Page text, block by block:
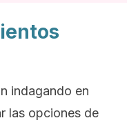
indagando en
las opciones de